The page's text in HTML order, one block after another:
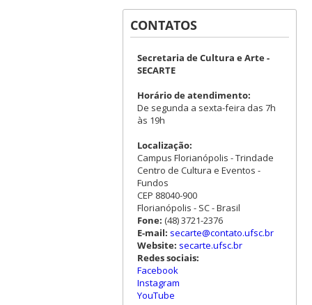
CONTATOS
Secretaria de Cultura e Arte -
SECARTE
Horário de atendimento:
De segunda a sexta-feira das 7h
às 19h
Localização:
Campus Florianópolis - Trindade
Centro de Cultura e Eventos -
Fundos
CEP 88040-900
Florianópolis - SC - Brasil
Fone: (48) 3721-2376
E-mail: secarte@contato.ufsc.br
Website: secarte.ufsc.br
Redes sociais:
Facebook
Instagram
YouTube